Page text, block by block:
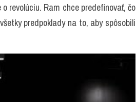
revolúciu. Ram chce predefinovať, čo
predpoklady na to, aby spôsobili